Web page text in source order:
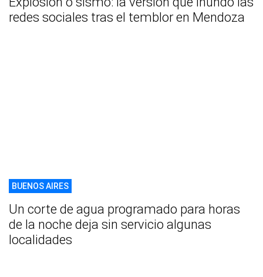
redes sociales tras el temblor en Mendoza
BUENOS AIRES
Un corte de agua programado para horas
de la noche deja sin servicio algunas
localidades